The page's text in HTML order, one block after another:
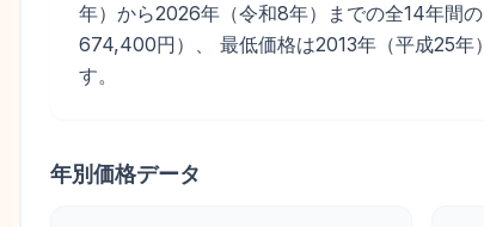
年）から2026年（令和8年）までの全14年間
674,400円）、 最低価格は2013年（平成25
す。
年別価格データ